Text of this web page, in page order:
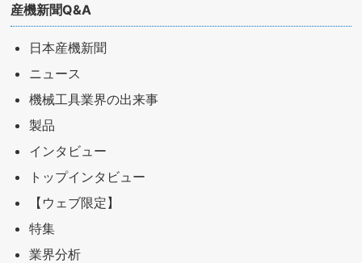
産機新聞Q&A
日本産機新聞
ニュース
機械工具業界の出来事
製品
インタビュー
トップインタビュー
【ウェブ限定】
特集
業界分析